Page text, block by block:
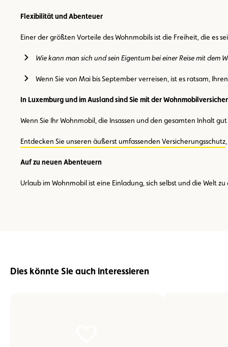
Flexibilität und Abenteuer
Einer der größten Vorteile des Wohnmobils ist die Freiheit, die es
Wie kann man sich und sein Eigentum bei einer Reise mit
Wenn Sie von Mai bis September verreisen, ist es ratsam,
In Luxemburg und im Ausland sind Sie mit der
Wenn Sie Ihr Wohnmobil, die Insassen und den gesamten Inhalt
Entdecken Sie unseren äußerst umfassenden Versicherungsschutz
Auf zu neuen Abenteuern
Urlaub im Wohnmobil ist eine Einladung, sich selbst und die Welt
Dies könnte Sie auch interessieren